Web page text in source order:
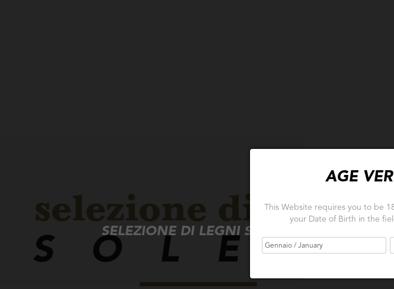
SELEZIONE DI LEGNI SOLERA
AGE
This Website requires you to be
your Date of Birth in the